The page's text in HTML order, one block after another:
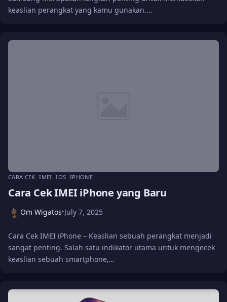
keaslian perangkat yang kamu gunakan.…
CARA CEK IMEI IOS IPHONE
Cara Cek IMEI iPhone yang Baru
Om Wigatos•July 7, 2025
Cara Cek IMEI iPhone – Keaslian sebuah perangkat menjadi
sangat penting. Salah satu indikator utama untuk mengecek
keaslian sebuah smartphone,…